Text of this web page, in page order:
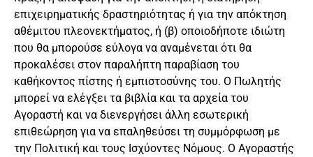
επιχειρηματικής δραστηριότητας ή για την απόκτηση
αθέμιτου πλεονεκτήματος, ή (β) οποιοδήποτε ιδιώτη
που θα μπορούσε εύλογα να αναμένεται ότι θα
προκαλέσει στον παραλήπτη παραβίαση του
καθήκοντος πίστης ή εμπιστοσύνης του. Ο Πωλητής
μπορεί να ελέγξει τα βιβλία και τα αρχεία του
Αγοραστή και να διενεργήσει άλλη εσωτερική
επιθεώρηση για να επαληθεύσει τη συμμόρφωση με
την Πολιτική και τους Ισχύοντες Νόμους. Ο Αγοραστής